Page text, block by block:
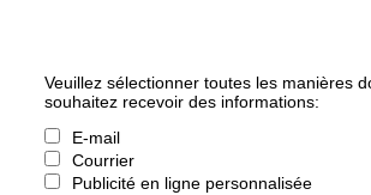
Veuillez sélectionner toutes les manières
souhaitez recevoir des informations:
E-mail
Courrier
Publicité en ligne personnalisée